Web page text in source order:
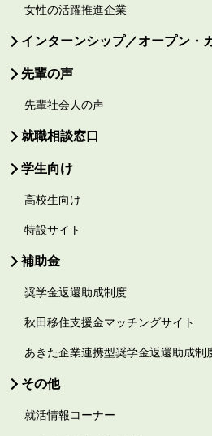
女性の活躍推進企業
インターンシップ／オープン・
先輩の声
先輩社会人の声
就職相談窓口
学生向け
高校生向け
特設サイト
補助金
奨学金返還助成制度
秋田移住支援金マッチングサイト
あきた企業連携型奨学金返還助成制
その他
就活情報コーナー